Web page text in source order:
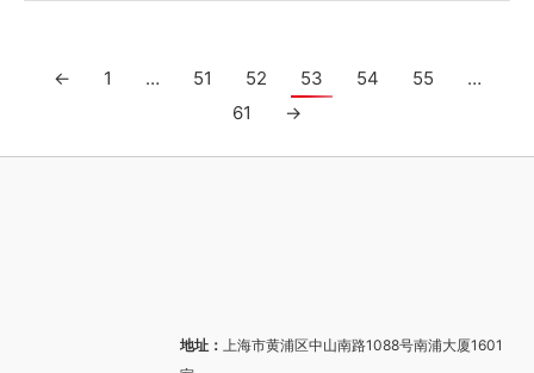
← 1 … 51 52 53 54 55
…
61
→
地址： 上海市黄浦区中山南路1088号南浦大厦1601